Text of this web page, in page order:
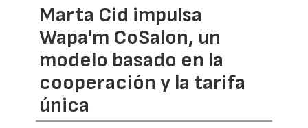
Marta Cid impulsa
Wapa'm CoSalon, un
modelo basado en la
cooperación y la tarifa
única